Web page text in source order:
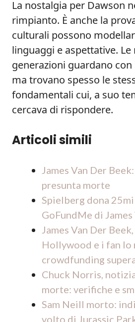
La nostalgia per Dawson
rimpianto. È anche la
culturali possono
linguaggi e aspettative. Le
generazioni guardano
ma trovano spesso le
fondamentali cui, a suo
cercava di rispondere.
Articoli simili
James Van Der
presunta morte
Spielberg dona
GoFundMe di
James Van Der
Hollywood e i fan lo
crowdfunding
Chuck Norris,
morte: verifiche e
Sam Neill morto:
volto di Jurassic